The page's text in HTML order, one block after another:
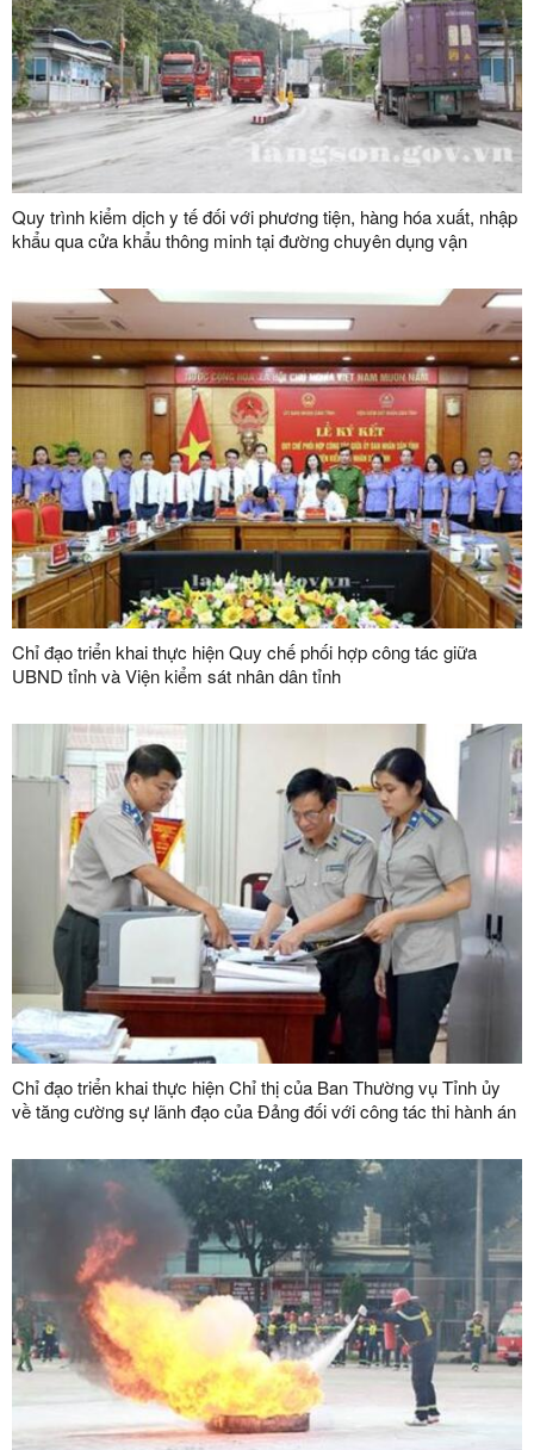
Quy trình kiểm dịch y tế đối với phương tiện, hàng hóa xuất, nhập
khẩu qua cửa khẩu thông minh tại đường chuyên dụng vận
dụng vận chuyển hàng hoá khu vực mốc 1088/2-1089 thuộc cặp
cửa khẩu quốc tế Hữu Nghị (Việt Nam) - Hữu Nghị Quan (Trung
Quốc)
Chỉ đạo triển khai thực hiện Quy chế phối hợp công tác giữa
UBND tỉnh và Viện kiểm sát nhân dân tỉnh
Chỉ đạo triển khai thực hiện Chỉ thị của Ban Thường vụ Tỉnh ủy
về tăng cường sự lãnh đạo của Đảng đối với công tác thi hành án